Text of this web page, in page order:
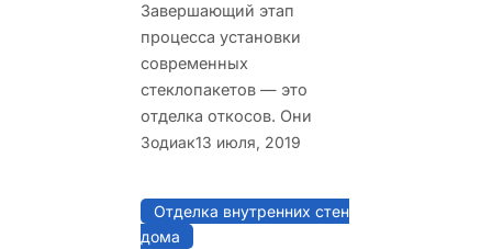
Завершающий этап
процесса установки
современных
стеклопакетов — это
отделка откосов. Они
Зодиак13 июля, 2019
Отделка внутренних стен
дома